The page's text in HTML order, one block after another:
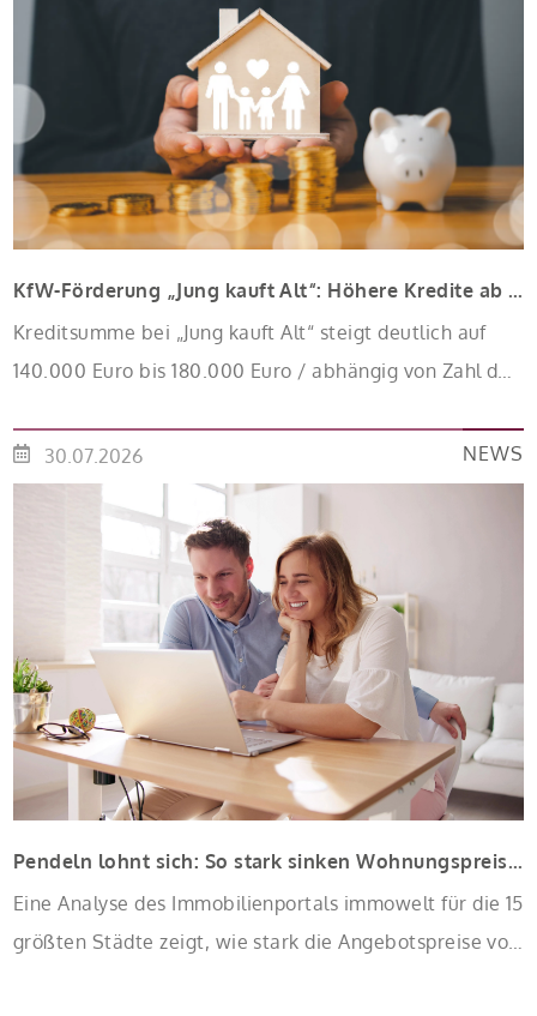
KfW-Förderung „Jung kauft Alt“: Höhere Kredite ab August 2026
Kreditsumme bei „Jung kauft Alt“ steigt deutlich auf
140.000 Euro bis 180.000 Euro / abhängig von Zahl der
verbilligt: Heutiger Zins bei 0,53 Prozent effektiv bei 35
Jahren Laufzeit und 10 Jahren Zinsbindung
Antragstellende verpflichten sich zu energetischer
Sanierung binnen 54 Monaten nach Förderzusage /
Sanierung in Einzelmaßnahmen […]
30.07.2026 NEWS
Pendeln lohnt sich: So stark sinken Wohnungspreise im Umland
Eine Analyse des Immobilienportals immowelt für die 15
größten Städte zeigt, wie stark die Angebotspreise von